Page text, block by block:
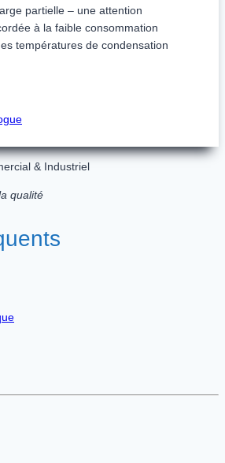
partielle – une attention
à la faible consommation
températures de condensation
& Industriel
qualité